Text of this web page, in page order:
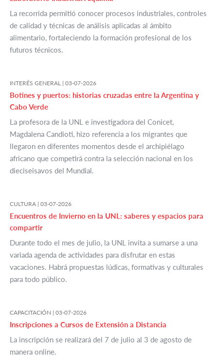
La recorrida permitió conocer procesos industriales, controles
de calidad y técnicas de análisis aplicadas al ámbito
alimentario, fortaleciendo la formación profesional de los
futuros técnicos.
INTERÉS GENERAL | 03-07-2026
Botines y puertos: historias cruzadas entre la Argentina y
Cabo Verde
La profesora de la UNL e investigadora del Conicet,
Magdalena Candioti, hizo referencia a los migrantes que
llegaron en diferentes momentos desde el archipiélago
africano que competirá contra la selección nacional en los
dieciseisavos del Mundial.
CULTURA | 03-07-2026
Encuentros de Invierno en la UNL: saberes y espacios para
compartir
Durante todo el mes de julio, la UNL invita a sumarse a una
variada agenda de actividades para disfrutar en estas
vacaciones. Habrá propuestas lúdicas, formativas y culturales
para todo público.
CAPACITACIÓN | 03-07-2026
Inscripciones a Cursos de Extensión a Distancia
La inscripción se realizará del 7 de julio al 3 de agosto de
manera online.